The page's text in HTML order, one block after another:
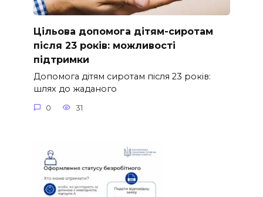
Цільова допомога дітям-сиротам
після 23 років: можливості
підтримки
Допомога дітям сиротам після 23 років:
шлях до жаданого
0 31